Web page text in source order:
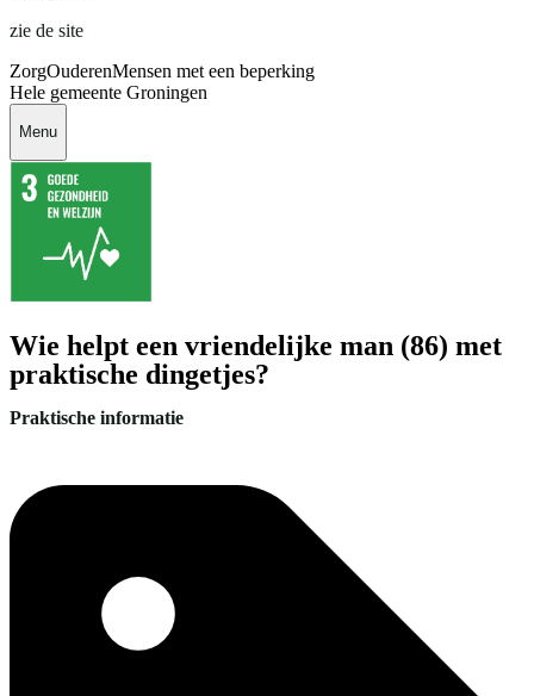
zie de site
ZorgOuderenMensen met een beperking
Hele gemeente Groningen
Menu
Wie helpt een vriendelijke man (86) met
praktische dingetjes?
Praktische informatie